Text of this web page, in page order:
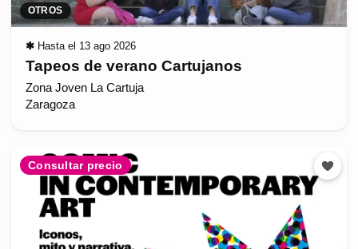
OTROS
✱ Hasta el 13 ago 2026
Tapeos de verano Cartujanos
Zona Joven La Cartuja
Zaragoza
Consultar precio